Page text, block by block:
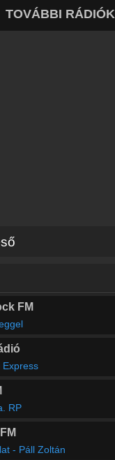
TOVÁBBI RÁDIÓK
FM
Express
RP
- Páll Zoltán